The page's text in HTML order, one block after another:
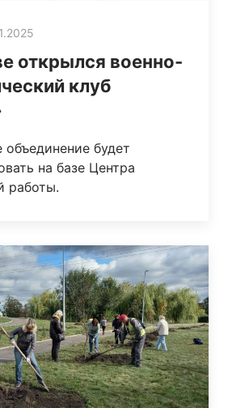
открылся военно-
клуб
будет
на базе Центра
работы.